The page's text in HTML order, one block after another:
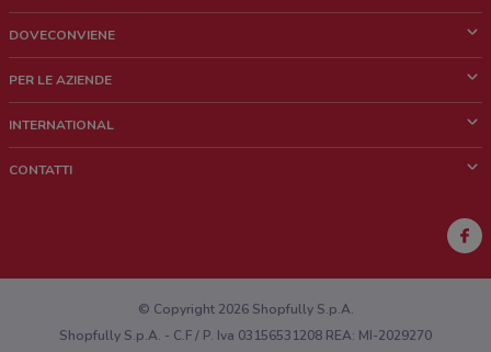
DOVECONVIENE
Chi siamo
Lavora con noi
PER LE AZIENDE
Richieste commerciali e marketing
INTERNATIONAL
CONTATTI
Hai un malfunzionamento sul web o sull'app?
© Copyright 2026 Shopfully S.p.A.
Shopfully S.p.A. - C.F / P. Iva 03156531208 REA: MI-2029270